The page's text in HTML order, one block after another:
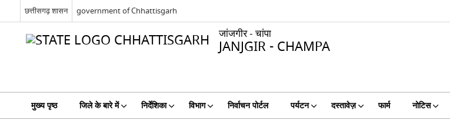
छत्तीसगढ़ शासन government of Chhattisgarh
जांजगीर - चांपा
JANJGIR - CHAMPA
मुख्य पृष्ठ जिले के बारे में निर्देशिका विभाग निर्वाचन पोर्टल पर्यटन दस्तावेज़ फार्म नोटिस